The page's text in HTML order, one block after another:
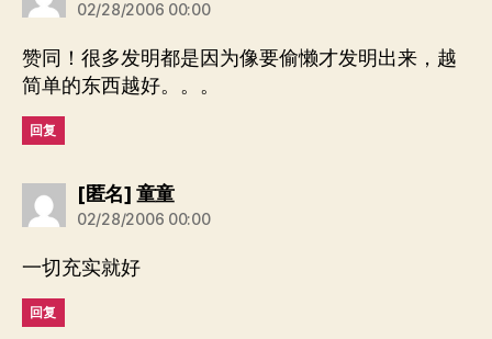
02/28/2006 00:00
赞同！很多发明都是因为像要偷懒才发明出来，越
简单的东西越好。。。
回复
[匿名] 童童说：
02/28/2006 00:00
一切充实就好
回复